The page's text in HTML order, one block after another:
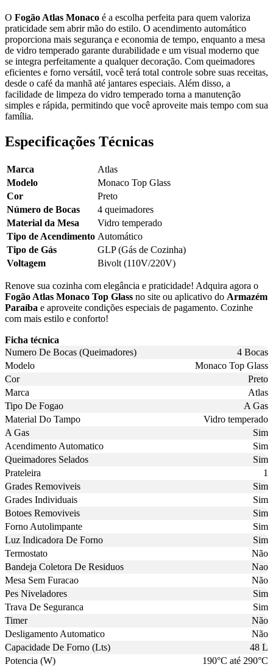
O Fogão Atlas Monaco é a escolha perfeita para quem valoriza
praticidade sem abrir mão do estilo. O acendimento automático
proporciona mais segurança e economia de tempo, enquanto a mesa
de vidro temperado garante durabilidade e um visual moderno que
se integra perfeitamente a qualquer decoração. Com queimadores
eficientes e forno versátil, você terá total controle sobre suas receitas,
desde o café da manhã até jantares especiais. Além disso, a
facilidade de limpeza do vidro temperado torna a manutenção
simples e rápida, permitindo que você aproveite mais tempo com sua
família.
Especificações Técnicas
Marca
Atlas
Modelo
Monaco Top Glass
Cor
Preto
Número de Bocas
4 queimadores
Material da Mesa
Vidro temperado
Tipo de Acendimento Automático
Tipo de Gás
GLP (Gás de Cozinha)
Voltagem
Bivolt (110V/220V)
Renove sua cozinha com elegância e praticidade! Adquira agora o
Fogão Atlas Monaco Top Glass no site ou aplicativo do Armazém
Paraíba e aproveite condições especiais de pagamento. Cozinhe
com mais estilo e conforto!
Ficha técnica
Numero De Bocas (Queimadores)
4 Bocas
Modelo
Monaco Top Glass
Cor
Preto
Marca
Atlas
Tipo De Fogao
A Gas
Material Do Tampo
Vidro temperado
A Gas
Sim
Acendimento Automatico
Sim
Queimadores Selados
Sim
Prateleira
1
Grades Removiveis
Sim
Grades Individuais
Sim
Botoes Removiveis
Sim
Forno Autolimpante
Sim
Luz Indicadora De Forno
Sim
Termostato
Não
Bandeja Coletora De Residuos
Nao
Mesa Sem Furacao
Não
Pes Niveladores
Sim
Trava De Seguranca
Sim
Timer
Não
Desligamento Automatico
Não
Capacidade De Forno (Lts)
48 L
Potencia (W)
190°C até 290°C